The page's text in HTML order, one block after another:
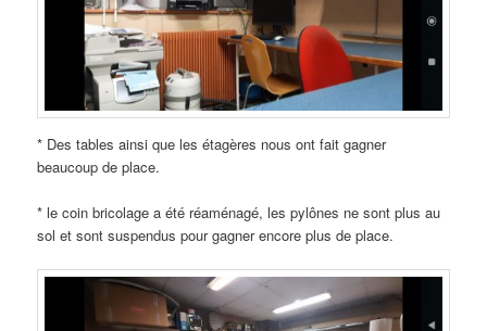
* Des tables ainsi que les étagères nous ont fait gagner
beaucoup de place.
* le coin bricolage a été réaménagé, les pylônes ne sont plus au
sol et sont suspendus pour gagner encore plus de place.